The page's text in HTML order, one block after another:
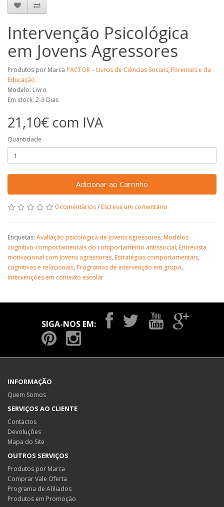
Intervenção Psicológica
em Jovens Agressores
Produtos por Marca PACTOR – Livros de Ciências Sociais, Forenses e da
Educação
Modelo: Livro
Em stock: 2-3 Dias
21,10€ com IVA
Quantidade
Adicionar ao Carrinho
0 comentários/ Escreva um comentário
Etiquetas: Avaliação psicológica de jovens agressores, Modelos
cognitivo-comportamentais do comportamento antissocial, Entrevista
motivacional com jovens agressores, Estratégias comportamentais,
cognitivas e relacionais, Programas de intervenção em grupo,
Intervenções em contexto escolar
SIGA-NOS EM:
INFORMAÇÃO
Quem Somos
SERVIÇOS AO CLIENTE
Contactos
Devoluções
Mapa do Site
OUTROS SERVIÇOS
Produtos por Marca
Comprar Vale Oferta
Programa de Afiliados
Produtos em Promoção